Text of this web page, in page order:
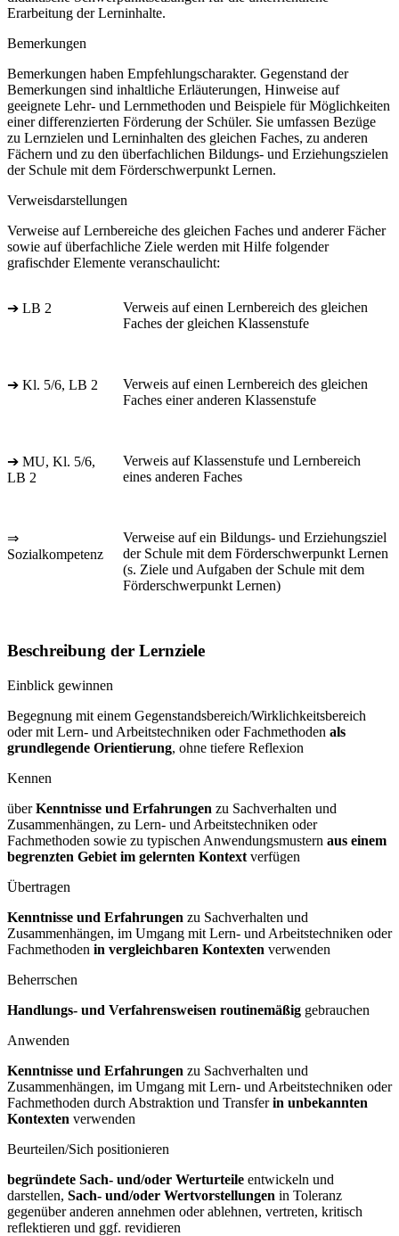
Erarbeitung der Lerninhalte.
Bemerkungen
Bemerkungen haben Empfehlungscharakter. Gegenstand der
Bemerkungen sind inhaltliche Erläuterungen, Hinweise auf
geeignete Lehr- und Lernmethoden und Beispiele für Möglichkeiten
einer differenzierten Förderung der Schüler. Sie umfassen Bezüge
zu Lernzielen und Lerninhalten des gleichen Faches, zu anderen
Fächern und zu den überfachlichen Bildungs- und Erziehungszielen
der Schule mit dem Förderschwerpunkt Lernen.
Verweisdarstellungen
Verweise auf Lernbereiche des gleichen Faches und anderer Fächer
sowie auf überfachliche Ziele werden mit Hilfe folgender
grafischder Elemente veranschaulicht:
➔ LB 2
Verweis auf einen Lernbereich des gleichen
Faches der gleichen Klassenstufe
➔ Kl. 5/6, LB 2
Verweis auf einen Lernbereich des gleichen
Faches einer anderen Klassenstufe
➔ MU, Kl. 5/6,
LB 2
Verweis auf Klassenstufe und Lernbereich
eines anderen Faches
⇒
Sozialkompetenz
Verweise auf ein Bildungs- und Erziehungsziel
der Schule mit dem Förderschwerpunkt Lernen
(s. Ziele und Aufgaben der Schule mit dem
Förderschwerpunkt Lernen)
Beschreibung der Lernziele
Einblick gewinnen
Begegnung mit einem Gegenstandsbereich/Wirklichkeitsbereich
oder mit Lern- und Arbeitstechniken oder Fachmethoden als
grundlegende Orientierung, ohne tiefere Reflexion
Kennen
überKenntnisse und Erfahrungen zu Sachverhalten und
Zusammenhängen, zu Lern- und Arbeitstechniken oder
Fachmethoden sowie zu typischen Anwendungsmustern aus einem
begrenzten Gebiet im gelernten Kontext verfügen
Übertragen
Kenntnisse und Erfahrungen zu Sachverhalten und
Zusammenhängen, im Umgang mit Lern- und Arbeitstechniken oder
Fachmethoden in vergleichbaren Kontexten verwenden
Beherrschen
Handlungs- und Verfahrensweisen routinemäßig gebrauchen
Anwenden
Kenntnisse und Erfahrungen zu Sachverhalten und
Zusammenhängen, im Umgang mit Lern- und Arbeitstechniken oder
Fachmethoden durch Abstraktion und Transferin unbekannten
Kontexten verwenden
Beurteilen/Sich positionieren
begründete Sach- und/oder Werturteile entwickeln und
darstellen, Sach- und/oder Wertvorstellungen in Toleranz
gegenüber anderen annehmen oder ablehnen, vertreten, kritisch
reflektieren und ggf. revidieren